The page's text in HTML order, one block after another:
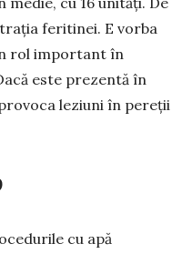
feriti­nei. E vorba
rol important în
este prezentă în
leziuni în pereții
cu apă